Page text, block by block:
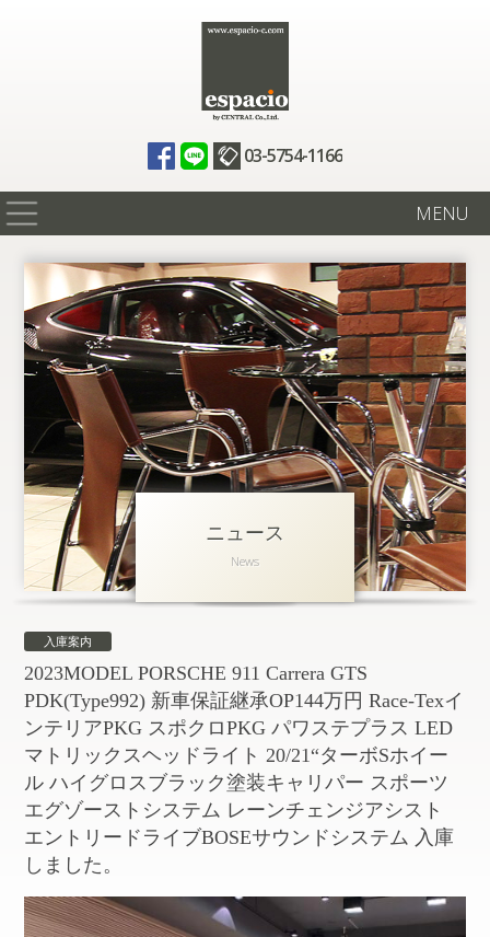
03-5754-1166
MENU
在庫情報
買取査定
全国納車
ニュース
ギャラリー
アクセス
会社概要
お問い合わせ
ニュース
News
入庫案内
2023MODEL PORSCHE 911 Carrera GTS
PDK(Type992) 新車保証継承OP144万円 Race-Texイ
ンテリアPKG スポクロPKG パワステプラス LED
マトリックスヘッドライト 20/21“ターボSホイー
ル ハイグロスブラック塗装キャリパー スポーツ
エグゾーストシステム レーンチェンジアシスト
エントリードライブBOSEサウンドシステム 入庫
しました。